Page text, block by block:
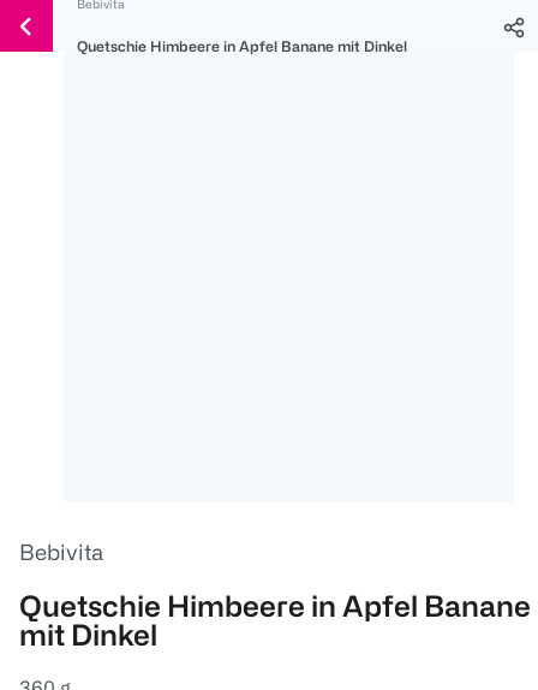
150 Ös
300 Ös
500 Ös
Weiter
zum
Bebivita
Quetschie Himbeere in Apfel Banane mit Dinkel
Bebivita
Quetschie Himbeere in Apfel Banane
mit Dinkel